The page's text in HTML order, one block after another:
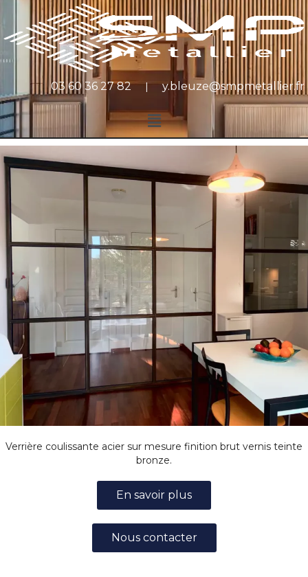
03 60 36 27 82|y.bleuze@smpmetallier.fr
Verrière coulissante acier sur mesure finition brut vernis teinte
bronze.
En savoir plus
Nous contacter